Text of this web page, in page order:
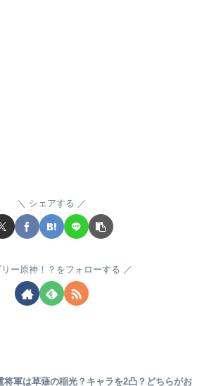
シェアする
リー原神！？をフォローする
将軍は草薙の稲光？キャラを2凸？どちらがお